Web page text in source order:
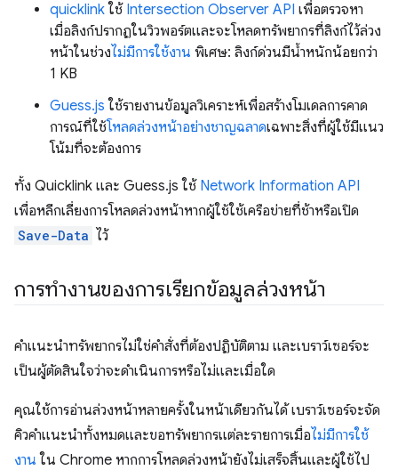
quicklink ใช้ Intersection Observer API เพื่อตรวจหา
เมื่อลิงก์ปรากฏในวิวพอร์ตและจะโหลดทรัพยากรที่ลิงก์ไว้ล่วง
หน้าในช่วงไม่มีการใช้งาน พิเศษ: ลิงก์ด่วนมีน้ำหนักน้อยกว่า
1 KB
Guess.js ใช้รายงานข้อมูลวิเคราะห์เพื่อสร้างโมเดลการคาด
การณ์ที่ใช้โหลดล่วงหน้าอย่างชาญฉลาดเฉพาะสิ่งที่ผู้ใช้มีแนว
โน้มที่จะต้องการ
ทั้ง Quicklink และ Guess.js ใช้ Network Information API
เพื่อหลีกเลี่ยงการโหลดล่วงหน้าหากผู้ใช้ใช้เครือข่ายที่ช้าหรือเปิด
Save-Data ไว้
การทำงานของการเรียกข้อมูลล่วงหน้า
คำแนะนำทรัพยากรไม่ใช่คำสั่งที่ต้องปฏิบัติตาม และเบราว์เซอร์จะ
เป็นผู้ตัดสินใจว่าจะดำเนินการหรือไม่และเมื่อใด
คุณใช้การอ่านล่วงหน้าหลายครั้งในหน้าเดียวกันได้ เบราว์เซอร์จะจัด
คิวคำแนะนำทั้งหมดและขอทรัพยากรแต่ละรายการเมื่อไม่มีการใช้
งาน ใน Chrome หากการโหลดล่วงหน้ายังไม่เสร็จสิ้นและผู้ใช้ไป